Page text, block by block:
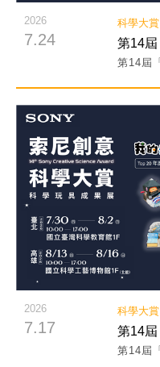
2026
7.24
科學大賞
2026
7.17
科學大賞